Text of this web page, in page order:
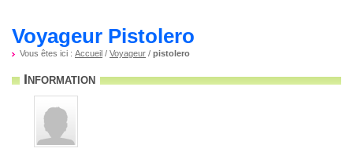
Voyageur Pistolero
Vous êtes ici : Accueil / Voyageur / pistolero
Information